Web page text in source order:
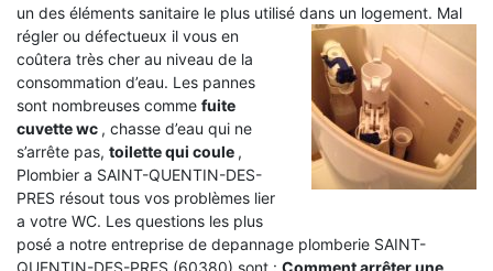
un des éléments sanitaire le plus utilisé dans un logement. Mal
régler ou défectueux il vous en
coûtera très cher au niveau de la
consommation d’eau. Les pannes
sont nombreuses comme fuite
cuvette wc , chasse d’eau qui ne
s’arrête pas, toilette qui coule ,
Plombier a SAINT-QUENTIN-DES-
PRES résout tous vos problèmes lier
a votre WC. Les questions les plus
posé a notre entreprise de depannage plomberie SAINT-
QUENTIN-DES-PRES (60380) sont : Comment arrêter une